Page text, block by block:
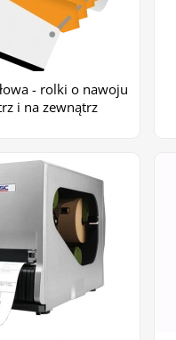
- rolki o nawoju
i na zewnątrz